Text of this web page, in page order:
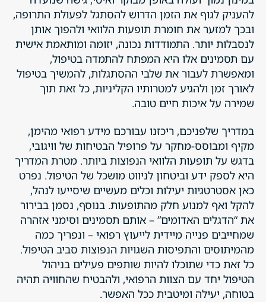
להעניק לגוף את הזמן הדרוש להסתגל לפעולת התרופה,
ובכך למזער את חומרת תופעות הלוואי ולהפוך אותן
לנסבלות יותר. התמודדות נכונה, יזומה ומותאמת אישית
עם תסמינים אלו היא המפתח להתמדה בטיפול,
ומאפשרת לעבור את שלבי ההסתגלות, להמשיך בטיפול
לאורך זמן ולהגיע למטרותיו הקליניות, כל זאת תוך
שמירה על איכות חיים טובה.
במדריך שלפניכם, ריכזנו עבורכם מידע רפואי מהימן,
מקיף ומבוסס-מחקר על פרופיל הבטיחות של וויגובי,
בדגש על תופעות הלוואי הנפוצות ביותר. מטרת המדריך
היא לספק ידע וביטחון לניווט מושכל של הטיפול. נפרט
כאן אסטרטגיות יעילות וכלים מעשיים שיסייעו לנהל,
להקל ואף למנוע חלק מהתופעות. בנוסף, נסמן בבירור
את “הדגלים האדומים” – אותם תסמינים וסימני אזהרה
שמחייבים פנייה מיידית לייעוץ רפואי – ונפריך כמה
מהמיתוסים והתפיסות השגויות הנפוצות סביב הטיפול.
כל זאת כדי שתוכלו להיות שותפים פעילים בניהול
הטיפול יחד עם הצוות הרפואי, ולהבטיח שהחוויה תהיה
בטוחה, יעילה ומיטבית ככל האפשר.